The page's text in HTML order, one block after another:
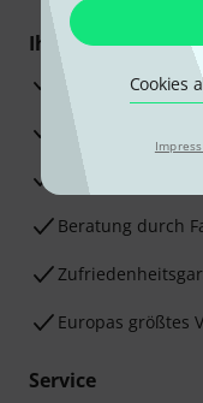
Cookies
Ihre Vorteile
3 Jahre
30 Tage Money-
Beratung durch
Europas größtes
Service